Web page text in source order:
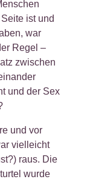
ist und
war
Regel –
zwischen
und der Sex
und vor
vielleicht
raus. Die
wurde